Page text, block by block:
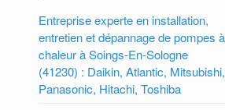
Entreprise experte en installation,
entretien et dépannage de pompes à
chaleur à Soings-En-Sologne
(41230) : Daikin, Atlantic, Mitsubishi,
Panasonic, Hitachi, Toshiba